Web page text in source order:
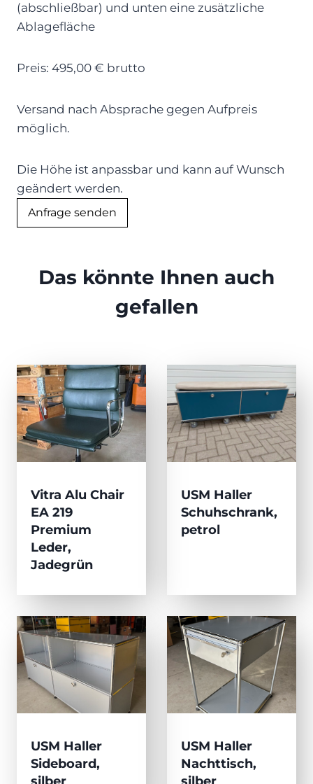
(abschließbar) und unten eine zusätzliche
Ablagefläche
Preis: 495,00 € brutto
Versand nach Absprache gegen Aufpreis
möglich.
Die Höhe ist anpassbar und kann auf Wunsch
geändert werden.
Anfrage senden
Das könnte Ihnen auch
gefallen
Vitra Alu Chair
EA 219
Premium
Leder,
Jadegrün
USM Haller
Schuhschrank,
petrol
USM Haller
Sideboard,
USM Haller
Nachttisch,